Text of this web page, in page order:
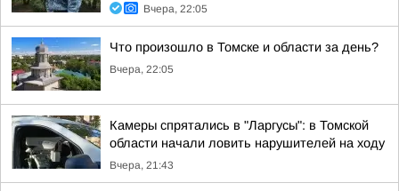
Вчера, 22:05
Что произошло в Томске и области за день?
Вчера, 22:05
Камеры спрятались в "Ларгусы": в Томской
области начали ловить нарушителей на ходу
Вчера, 21:43